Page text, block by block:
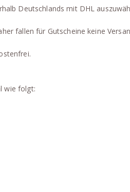
Deutschlands mit DHL
fallen für Gutscheine keine
wie folgt: